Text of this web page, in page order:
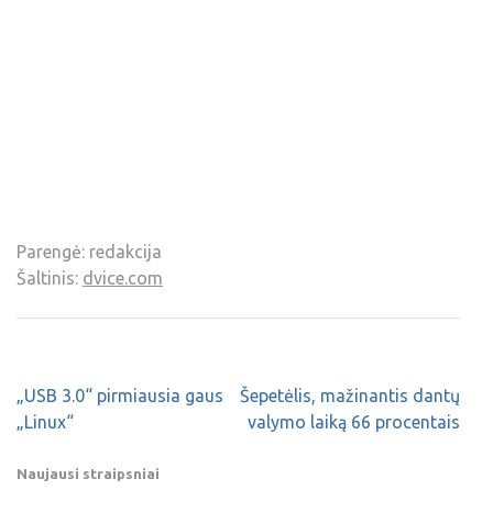
Parengė: redakcija
Šaltinis: dvice.com
„USB 3.0“ pirmiausia gaus
„Linux“
Šepetėlis, mažinantis dantų
valymo laiką 66 procentais
Naujausi straipsniai